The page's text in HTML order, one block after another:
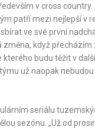
v cross
patří mezi nejlepší v
ve své první
změna, když
budu těžit v
už naopak
seriálu
sezónu. „Už od